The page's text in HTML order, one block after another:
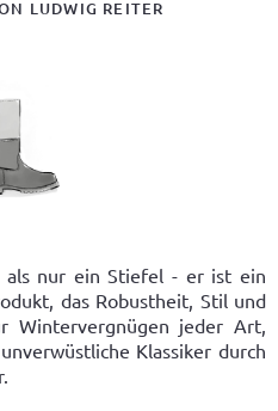
LUDWIG REITER
nur ein Stiefel - er ist ein
das Robustheit, Stil und
Wintervergnügen jeder Art,
Klassiker durch